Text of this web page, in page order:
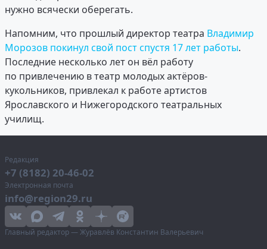
нужно всячески оберегать.
Напомним, что прошлый директор театра Владимир
Морозов покинул свой пост спустя 17 лет работы.
Последние несколько лет он вёл работу
по привлечению в театр молодых актёров-
кукольников, привлекал к работе артистов
Ярославского и Нижегородского театральных
училищ.
Редакция
+7 (8182) 20-46-02
Электронная почта
info@region29.ru
Главный редактор — Журавлёв Константин Валерьевич